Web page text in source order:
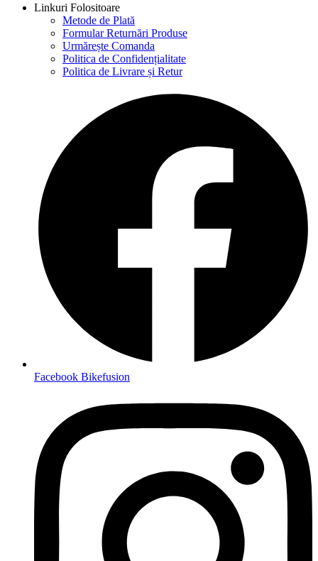
Linkuri Folositoare
Metode de Plată
Formular Returnări Produse
Urmărește Comanda
Politica de Confidențialitate
Politica de Livrare și Retur
Facebook Bikefusion